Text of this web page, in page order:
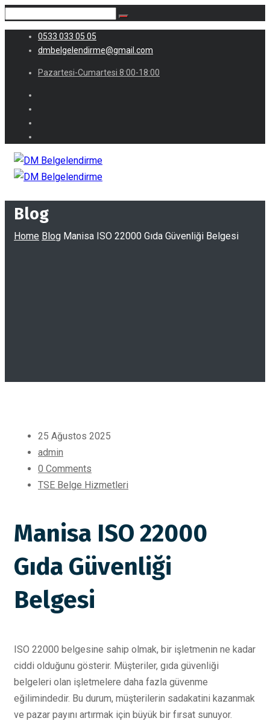
0533 033 05 05
dmbelgelendirme@gmail.com
Pazartesi-Cumartesi 8:00-18:00
Blog
Home Blog Manisa ISO 22000 Gıda Güvenliği Belgesi
25 Ağustos 2025
admin
0 Comments
TSE Belge Hizmetleri
Manisa ISO 22000
Gıda Güvenliği
Belgesi
ISO 22000 belgesine sahip olmak, bir işletmenin ne kadar
ciddi olduğunu gösterir. Müşteriler, gıda güvenliği
belgeleri olan işletmelere daha fazla güvenme
eğilimindedir. Bu durum, müşterilerin sadakatini kazanmak
ve pazar payını artırmak için büyük bir fırsat sunuyor.